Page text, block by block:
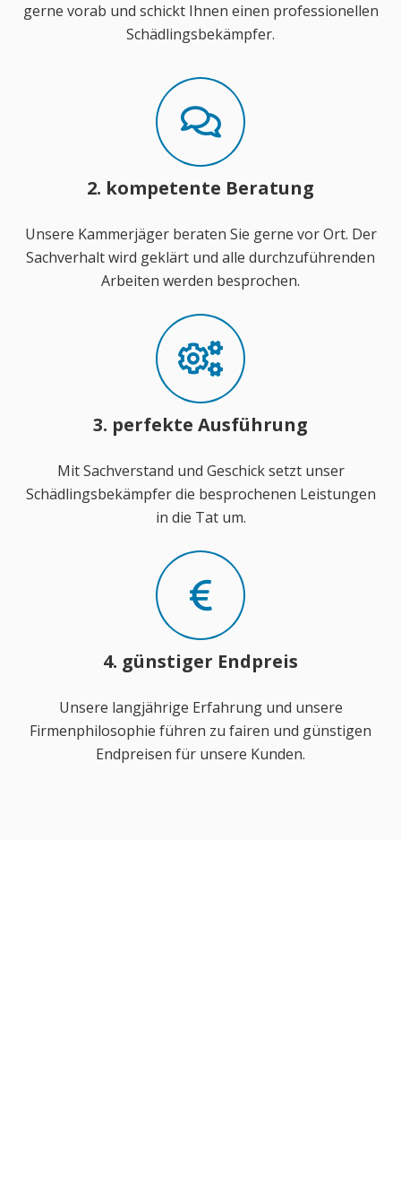
gerne vorab und schickt Ihnen einen professionellen
Schädlingsbekämpfer.
2. kompetente Beratung
Unsere Kammerjäger beraten Sie gerne vor Ort. Der
Sachverhalt wird geklärt und alle durchzuführenden
Arbeiten werden besprochen.
3. perfekte Ausführung
Mit Sachverstand und Geschick setzt unser
Schädlingsbekämpfer die besprochenen Leistungen
in die Tat um.
4. günstiger Endpreis
Unsere langjährige Erfahrung und unsere
Firmenphilosophie führen zu fairen und günstigen
Endpreisen für unsere Kunden.